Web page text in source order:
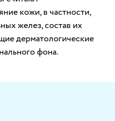
кожи, в частности,
желез, состав их
дерматологические
фона.